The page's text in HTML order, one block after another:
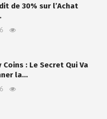
de 30% sur l’Achat
Coins : Le Secret Qui Va
la…